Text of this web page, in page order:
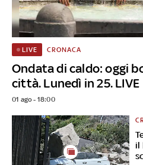
Ondata di caldo: oggi
città. Lunedì in 25. LIVE
LIVE CRONACA
01 ago - 18:00
il